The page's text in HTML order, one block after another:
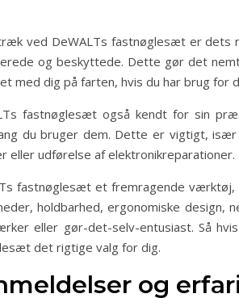
ved DeWALTs fastnøglesæt er dets
og beskyttede. Dette gør det
med dig på farten, hvis du har brug for
fastnøglesæt også kendt for sin
du bruger dem. Dette er vigtigt,
eller udførelse af elektronikreparationer.
fastnøglesæt et fremragende
holdbarhed, ergonomiske
eller gør-det-selv-entusiast. Så
det rigtige valg for dig.
og